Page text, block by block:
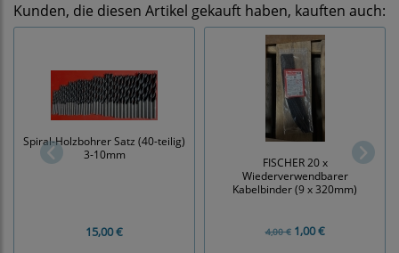
Kunden, die diesen Artikel gekauft haben, kauften auch:
Spiral-Holzbohrer Satz (40-teilig)
3-10mm
15,00 €
FISCHER 20 x
Wiederverwendbarer
Kabelbinder (9 x 320mm)
4,00 €1,00 €